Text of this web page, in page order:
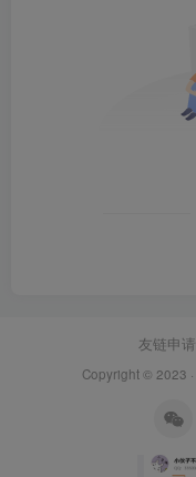
友链申请
Copyright © 2023 ·